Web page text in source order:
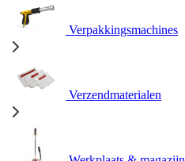
Verpakkingsmachines
Verzendmaterialen